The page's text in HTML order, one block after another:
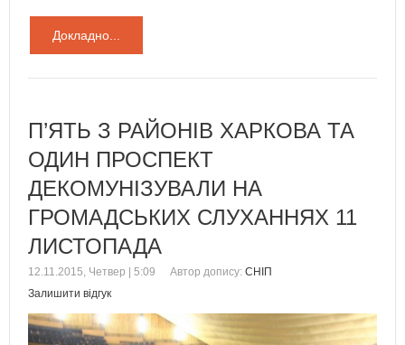
Докладно...
П’ЯТЬ З РАЙОНІВ ХАРКОВА ТА
ОДИН ПРОСПЕКТ
ДЕКОМУНІЗУВАЛИ НА
ГРОМАДСЬКИХ СЛУХАННЯХ 11
ЛИСТОПАДА
12.11.2015, Четвер | 5:09 Автор допису: СНІП
Залишити відгук